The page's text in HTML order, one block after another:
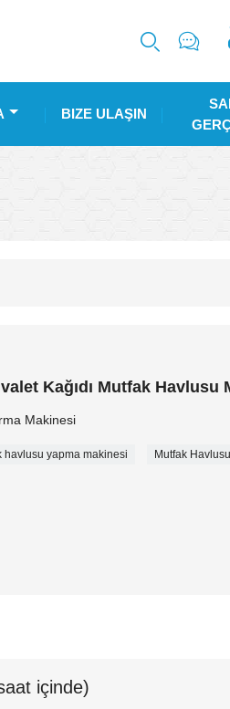
 
BIZE ULAŞIN
Kağıdı Mutfak Havlusu
Makinesi
havlusu yapma makinesi Mutfak
içinde)